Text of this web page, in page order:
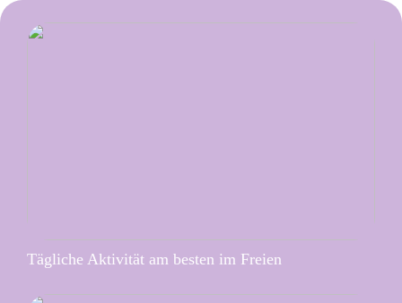
Tägliche Aktivität am besten im Freien